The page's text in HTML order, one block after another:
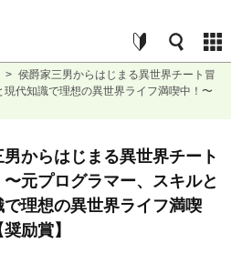
> 侯爵家三男からはじまる異世界チート冒
代知識で理想の異世界ライフ満喫中！〜
からはじまる異世界チート
元プログラマー、スキルと
で理想の異世界ライフ満喫
励賞】